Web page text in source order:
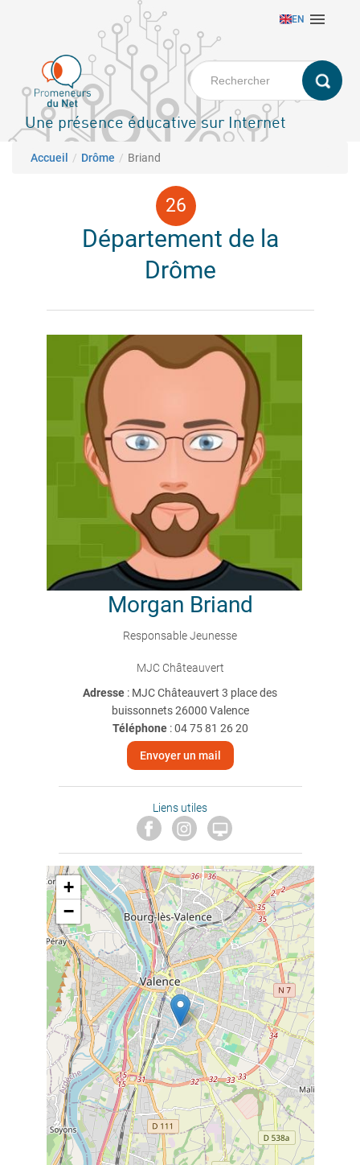
principal
EN 
Une présence éducative sur Internet
Fil d'Ariane
Accueil Drôme Briand
Département de la
Drôme
Morgan Briand
Responsable Jeunesse
MJC Châteauvert
Adresse : MJC Châteauvert 3 place des
buissonnets 26000 Valence
Téléphone:04 75 81 26 20
Envoyer un mail
Liens utiles

+
−